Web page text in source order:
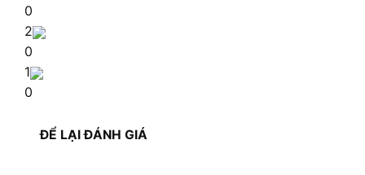
0
2
0
1
0
ĐỂ LẠI ĐÁNH GIÁ